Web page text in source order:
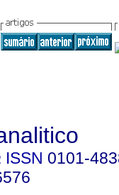
ISSN 0101-